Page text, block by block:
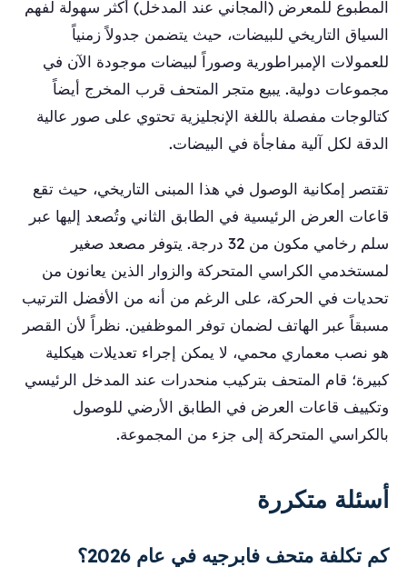
المطبوع للمعرض (المجاني عند المدخل) أكثر سهولة لفهم
السياق التاريخي للبيضات، حيث يتضمن جدولاً زمنياً
للعمولات الإمبراطورية وصوراً لبيضات موجودة الآن في
مجموعات دولية. يبيع متجر المتحف قرب المخرج أيضاً
كتالوجات مفصلة باللغة الإنجليزية تحتوي على صور عالية
الدقة لكل آلية مفاجأة في البيضات.
تقتصر إمكانية الوصول في هذا المبنى التاريخي، حيث تقع
قاعات العرض الرئيسية في الطابق الثاني وتُصعد إليها عبر
سلم رخامي مكون من 32 درجة. يتوفر مصعد صغير
لمستخدمي الكراسي المتحركة والزوار الذين يعانون من
تحديات في الحركة، على الرغم من أنه من الأفضل الترتيب
مسبقاً عبر الهاتف لضمان توفر الموظفين. نظراً لأن القصر
هو نصب معماري محمي، لا يمكن إجراء تعديلات هيكلية
كبيرة؛ قام المتحف بتركيب منحدرات عند المدخل الرئيسي
وتكييف قاعات العرض في الطابق الأرضي للوصول
بالكراسي المتحركة إلى جزء من المجموعة.
أسئلة متكررة
كم تكلفة متحف فابرجيه في عام 2026؟